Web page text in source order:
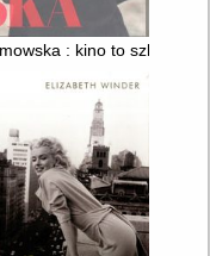
: kino to szkoła